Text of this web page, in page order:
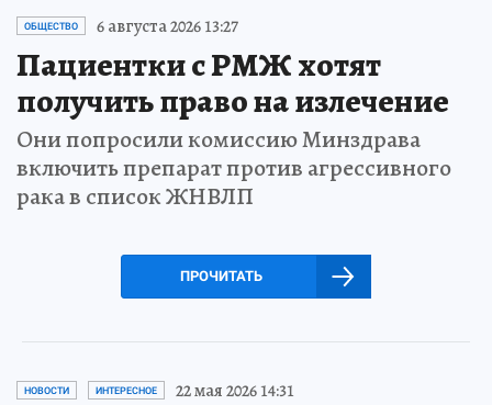
ОБЩЕСТВО 6 августа 2026 13:27
Пациентки с РМЖ хотят
получить право на излечение
Они попросили комиссию Минздрава
включить препарат против агрессивного
рака в список ЖНВЛП
ПРОЧИТАТЬ
НОВОСТИ ИНТЕРЕСНОЕ 22 мая 2026 14:31